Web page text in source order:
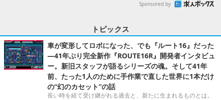
Sponsored by
トピックス
車が変形してロボになった、でも『ルート16』だった
―41年ぶり完全新作『ROUTE16R』開発者インタビュ
ー。新旧スタッフが語るシリーズの魂。そして41年
前、たった1人のために手作業で直した世界に1本だけ
の“幻のカセット”の話
長い時を経て受け継がれる過去と、新たに生まれるものとは。